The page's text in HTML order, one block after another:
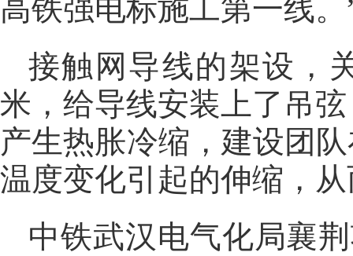
高铁强电标施工第一线。
接触网导线的架设，
米，给导线安装上了吊
产生热胀冷缩，建设团
温度变化引起的伸缩，
中铁武汉电气化局襄